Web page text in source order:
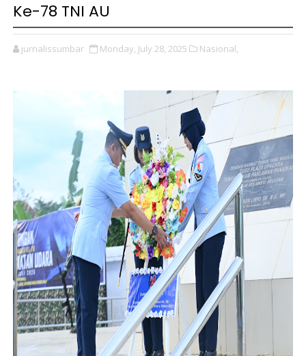
Ke-78 TNI AU
jurnalissumbar Monday, July 28, 2025 Nasional,